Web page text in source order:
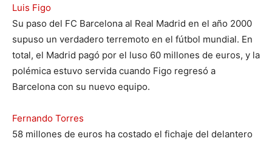
Luis Figo
Su paso del FC Barcelona al Real Madrid en el año 2000
supuso un verdadero terremoto en el fútbol mundial. En
total, el Madrid pagó por el luso 60 millones de euros, y la
polémica estuvo servida cuando Figo regresó a
Barcelona con su nuevo equipo.
Fernando Torres
58 millones de euros ha costado el fichaje del delantero